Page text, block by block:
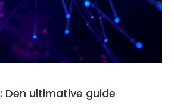
ultimative guide